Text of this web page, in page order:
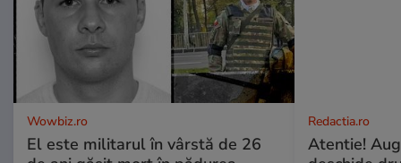
Wowbiz.ro
El este militarul în vârstă de 26
Redactia.ro
Atentie!